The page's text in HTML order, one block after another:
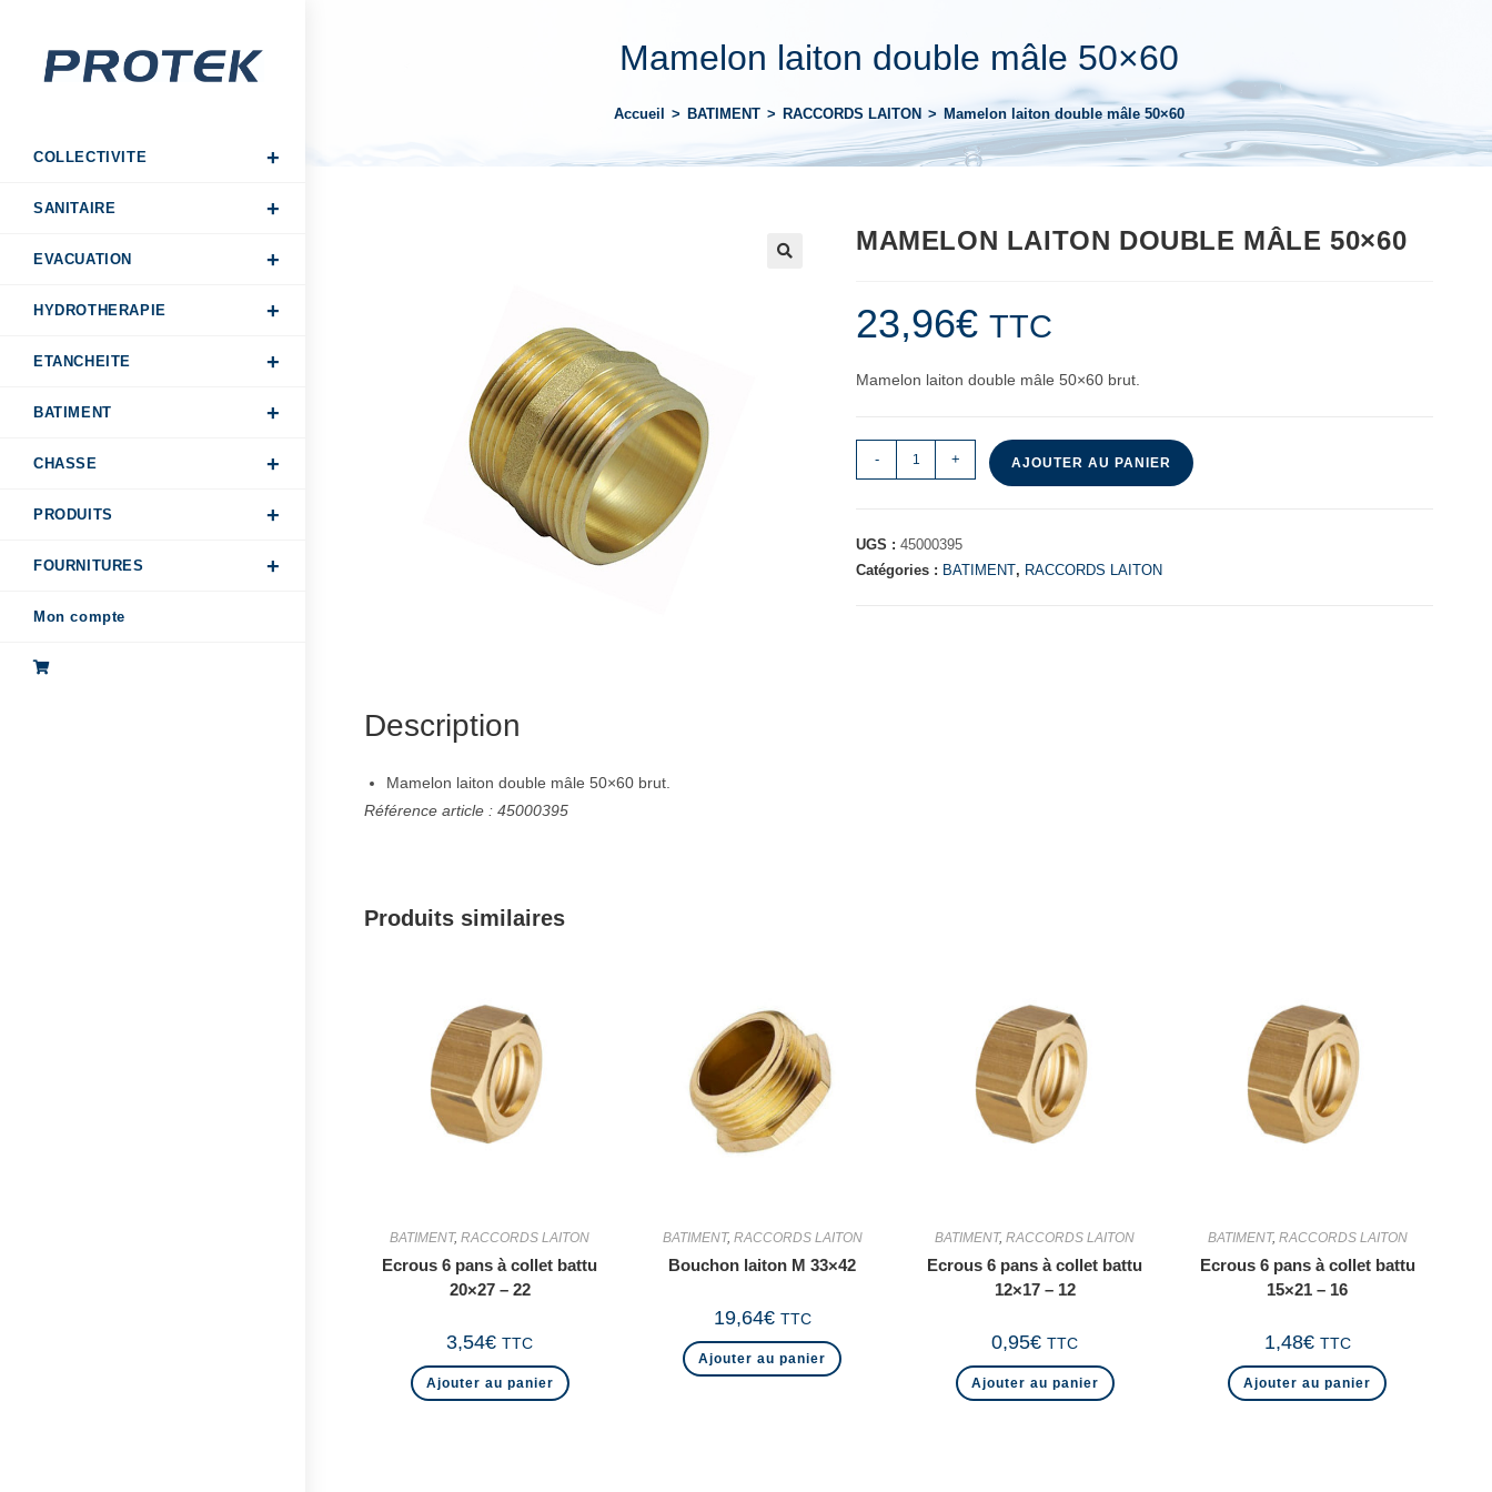
COLLECTIVITE
SANITAIRE
EVACUATION
HYDROTHERAPIE
ETANCHEITE
BATIMENT
CHASSE
PRODUITS
FOURNITURES
Mon compte
Mamelon laiton double mâle 50×60
Accueil > BATIMENT > RACCORDS LAITON > Mamelon laiton double mâle 50×60
MAMELON LAITON DOUBLE MÂLE 50×60
23,96€ TTC
Mamelon laiton double mâle 50×60 brut.
- + AJOUTER AU PANIER
UGS :45000395
Catégories : BATIMENT, RACCORDS LAITON
Description
Mamelon laiton double mâle 50×60 brut.
Référence article : 45000395
Produits similaires
BATIMENT,RACCORDS LAITON
Ecrous 6 pans à collet battu
20×27 – 22
3,54€ TTC
Ajouter au panier
BATIMENT, RACCORDS LAITON
Bouchon laiton M 33×42
19,64€ TTC
Ajouter au panier
BATIMENT,RACCORDS LAITON
Ecrous 6 pans à collet battu
12×17 – 12
0,95€ TTC
Ajouter au panier
BATIMENT, RACCORDS LAITON
Ecrous 6 pans à collet battu
15×21 – 16
1,48€ TTC
Ajouter au panier